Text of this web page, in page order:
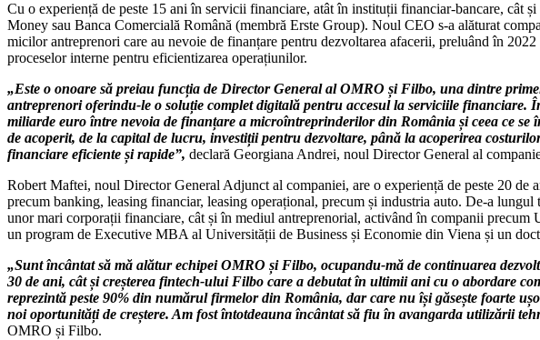
Cu o experiență de peste 15 ani în servicii financiare, atât în instituții financiar-bancare, cât
Money sau Banca Comercială Română (membră Erste Group). Noul CEO s-a alăturat
micilor antreprenori care au nevoie de finanțare pentru dezvoltarea afacerii, preluând în
proceselor interne pentru eficientizarea operațiunilor.
„Este o onoare să preiau funcția de Director General al OMRO și Filbo, una dintre
antreprenori oferindu-le o soluție complet digitală pentru accesul la serviciile financiare.
miliarde euro între nevoia de finanțare a microîntreprinderilor din România și ceea ce
de acoperit, de la capital de lucru, investiții pentru dezvoltare, până la acoperirea
financiare eficiente și rapide”, declară Georgiana Andrei, noul Director General al
Robert Maftei, noul Director General Adjunct al companiei, are o experiență de peste 20
precum banking, leasing financiar, leasing operațional, precum și industria auto. De-a
unor mari corporații financiare, cât și în mediul antreprenorial, activând în companii
un program de Executive MBA al Universității de Business și Economie din Viena și un
„Sunt încântat să mă alătur echipei OMRO și Filbo, ocupandu-mă de continuarea
30 de ani, cât și creșterea fintech-ului Filbo care a debutat în ultimii ani cu o abordare
reprezintă peste 90% din numărul firmelor din România, dar care nu își găsește foarte
noi oportunități de creștere. Am fost întotdeauna încântat să fiu în avangarda utilizării
OMRO și Filbo.